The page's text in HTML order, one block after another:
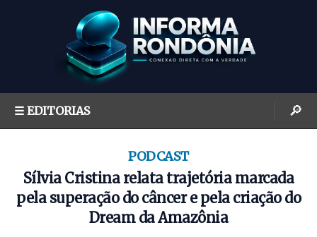
☰ EDITORIAS 🔎
PODCAST
Sílvia Cristina relata trajetória marcada
pela superação do câncer e pela criação do
Dream da Amazônia